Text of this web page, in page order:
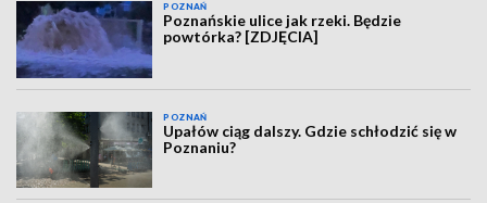
POZNAŃ
Poznańskie ulice jak rzeki. Będzie
powtórka? [ZDJĘCIA]
POZNAŃ
Upałów ciąg dalszy. Gdzie schłodzić się w
Poznaniu?